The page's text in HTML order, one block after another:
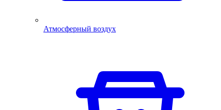
Атмосферный воздух